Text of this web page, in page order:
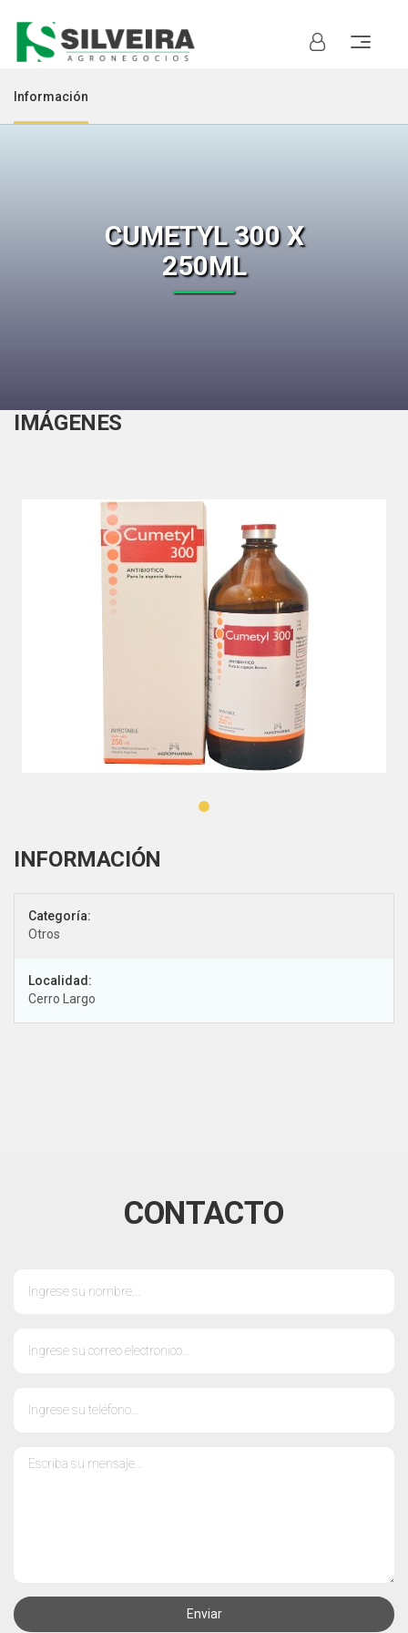
CUMETYL 300 X
250ML
Información
IMÁGENES
Categoría:
Otros
Localidad:
Cerro Largo
CONTACTO
Enviar